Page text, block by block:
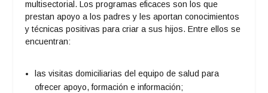
multisectorial. Los programas eficaces son los que
prestan apoyo a los padres y les aportan conocimientos
y técnicas positivas para criar a sus hijos. Entre ellos se
encuentran:
las visitas domiciliarias del equipo de salud para
ofrecer apoyo, formación e información;